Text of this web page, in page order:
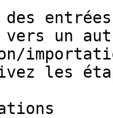
des
un
les